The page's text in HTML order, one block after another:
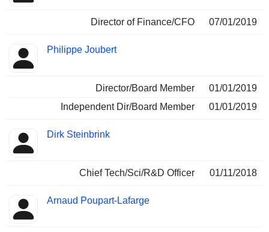
Director of Finance/CFO 07/01/2019
Philippe Joubert
Director/Board Member
01/01/2019
Independent Dir/Board Member
01/01/2019
Dirk Steinbrink
Chief Tech/Sci/R&D Officer 01/11/2018
Arnaud Poupart-Lafarge